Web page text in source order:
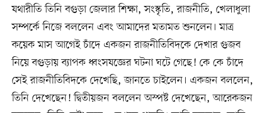
যথারীতি তিনি বগুড়া জেলার শিক্ষা, সংস্কৃতি, রাজনীতি, খেলাধুলা
সম্পর্কে নিজে বললেন এবং আমাদের মতামত শুনলেন। মাত্র
কয়েক মাস আগেই চাঁদে একজন রাজনীতিবিদকে দেখার গুজব
নিয়ে বগুড়ায় ব্যাপক ধ্বংসযজ্ঞের ঘটনা ঘটে গেছে! কে কে চাঁদে
সেই রাজনীতিবিদকে দেখেছি, জানতে চাইলেন। একজন বললেন,
তিনি দেখেছেন! দ্বিতীয়জন বললেন অস্পষ্ট দেখেছেন, আরেকজন